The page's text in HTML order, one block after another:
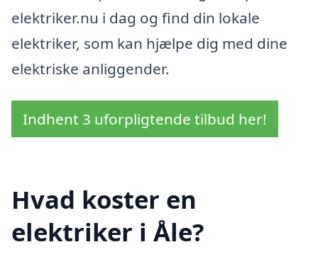
elektriker.nu i dag og find din lokale
elektriker, som kan hjælpe dig med dine
elektriske anliggender.
Indhent 3 uforpligtende tilbud her!
Hvad koster en
elektriker i Åle?